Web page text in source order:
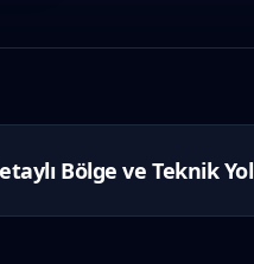
Bölge ve Teknik